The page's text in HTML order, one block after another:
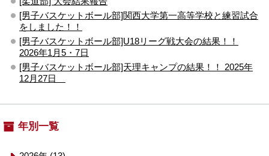
[男子バスケットボール部]関西大学第一高等学校と練習試合
をしました！！
[男子バスケットボール部]U18リーグ戦大会の結果！！
2026年1月5・7日
[男子バスケットボール部]天理キャンプの結果！！ 2025年
12月27日
年別一覧